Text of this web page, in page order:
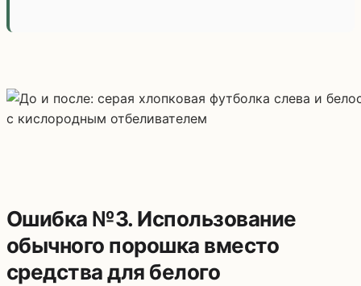
Ошибка №3. Использование
обычного порошка вместо
средства для белого